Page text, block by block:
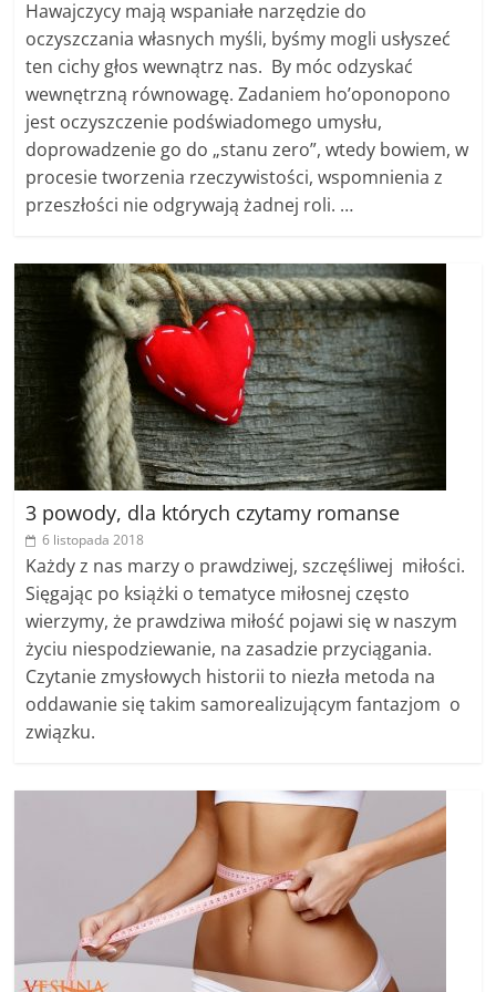
Hawajczycy mają wspaniałe narzędzie do
oczyszczania własnych myśli, byśmy mogli usłyszeć
ten cichy głos wewnątrz nas. By móc odzyskać
wewnętrzną równowagę. Zadaniem ho’oponopono
jest oczyszczenie podświadomego umysłu,
doprowadzenie go do „stanu zero”, wtedy bowiem, w
procesie tworzenia rzeczywistości, wspomnienia z
przeszłości nie odgrywają żadnej roli. …
3 powody, dla których czytamy romanse
6 listopada 2018
Każdy z nas marzy o prawdziwej, szczęśliwej miłości.
Sięgając po książki o tematyce miłosnej często
wierzymy, że prawdziwa miłość pojawi się w naszym
życiu niespodziewanie, na zasadzie przyciągania.
Czytanie zmysłowych historii to niezła metoda na
oddawanie się takim samorealizującym fantazjom o
związku.